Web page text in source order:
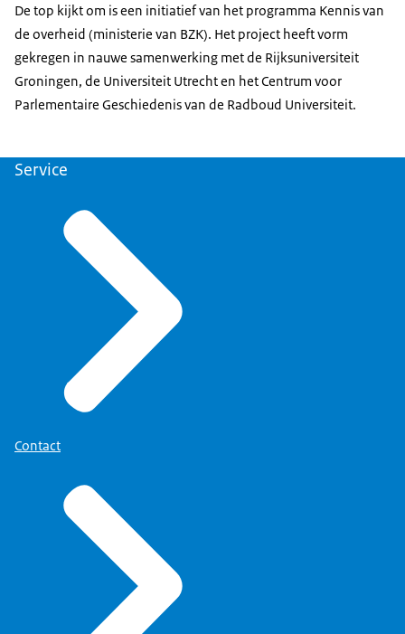
De top kijkt om is een initiatief van het programma Kennis van
de overheid (ministerie van BZK). Het project heeft vorm
gekregen in nauwe samenwerking met de Rijksuniversiteit
Groningen, de Universiteit Utrecht en het Centrum voor
Parlementaire Geschiedenis van de Radboud Universiteit.
Service
Contact